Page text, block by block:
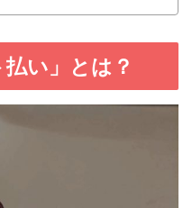
払い」とは？